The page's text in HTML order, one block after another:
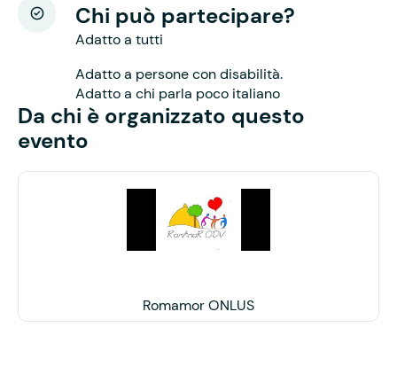
Chi può partecipare?
Adatto a tutti
Adatto a persone con disabilità.
Adatto a chi parla poco italiano
Da chi è organizzato questo
evento
Romamor ONLUS